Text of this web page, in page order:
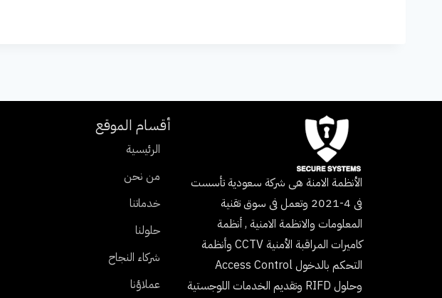
الأنظمة الامنة هى شركة سعودية تأسست
فى 4-2021 وتعمل فى سوق تقنية
المعلومات والانظمة الامنية , أنظمة
كاميرات المراقبة الأمنية CCTV وأنظمة
التحكم بالدخول Access Control
وحلول RIFD وتقديم الخدمات اللوجستية
أقسام الموقع
الرئيسية
من نحن
خدماتنا
حلولنا
شركاء النجاح
عملاؤنا